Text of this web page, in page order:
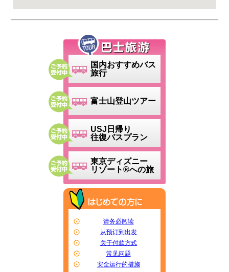
国内おすすめバス
旅行
富士山登山ツアー
USJ日帰り
往復バスプラン
東京ディズニー
リゾート®への旅
请务必阅读
从预订到出发
关于付款方式
常见问题
安全运行的措施